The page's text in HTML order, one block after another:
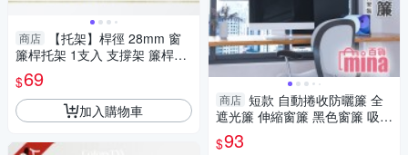
商店
【托架】桿徑 28mm 窗
簾桿托架 1支入 支撐架 簾桿架
桿架 掛鉤 共5色 現貨 台灣製造
美式經典系列
$69
加入購物車
商店 短款 自動捲收防曬簾 全
遮光簾 伸縮窗簾 黑色窗簾 吸盤
固定 防曬簾 西曬【F0767】
$93